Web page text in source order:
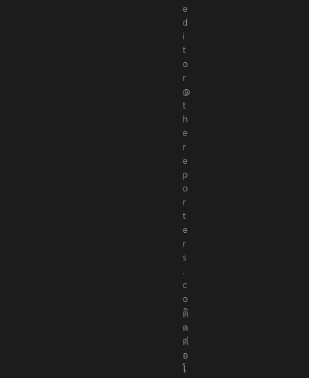
e
d
i
t
o
r
@
t
h
e
r
e
p
o
r
t
e
r
s
.
c
o
ติ
ด
ต่
อ
โ